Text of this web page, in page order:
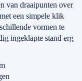
van draaipunten over
een simpele klik
vormen te
ingeklapte stand erg